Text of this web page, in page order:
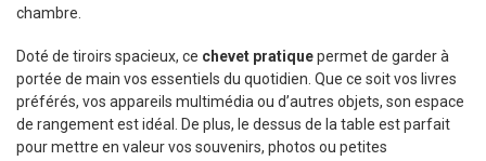
chambre.
Doté de tiroirs spacieux, ce chevet pratiquepermet de garder à
portée de main vos essentiels du quotidien. Que ce soit vos livres
préférés, vos appareils multimédia ou d’autres objets, son espace
de rangement est idéal. De plus, le dessus de la table est parfait
pour mettre en valeur vos souvenirs, photos ou petites